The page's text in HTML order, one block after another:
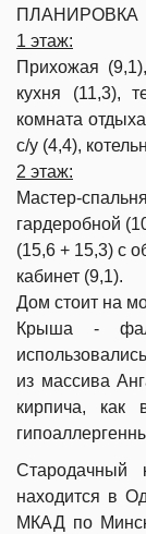
ПЛАНИРОВКА
1 этаж:
Прихожая
кухня (11,3),
комната
с/у (4,4),
2 этаж:
Мастер-
гардеробной
(15,6 + 15,3) с
кабинет (9,1).
Дом стоит на
Крыша -
из массива
кирпича, как
Стародачный
находится в
МКАД по